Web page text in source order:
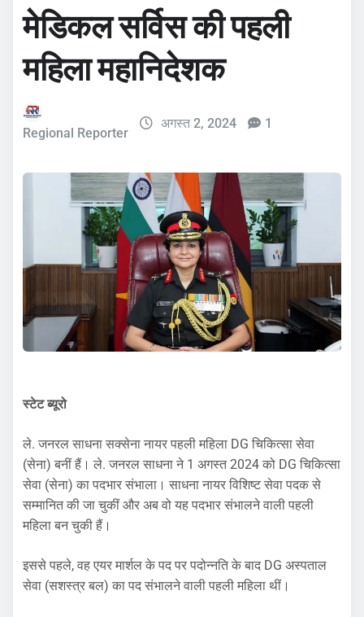
मेडिकल सर्विस की पहली
महिला महानिदेशक
Regional Reporter
अगस्त 2, 2024 1
स्टेट ब्यूरो
ले. जनरल साधना सक्सेना नायर पहली महिला DG चिकित्सा सेवा
(सेना) बनीं हैं। ले. जनरल साधना ने 1 अगस्त 2024 को DG चिकित्सा
सेवा (सेना) का पदभार संभाला। साधना नायर विशिष्ट सेवा पदक से
सम्मानित की जा चुकीं और अब वो यह पदभार संभालने वाली पहली
महिला बन चुकी हैं।
इससे पहले, वह एयर मार्शल के पद पर पदोन्नति के बाद DG अस्पताल
सेवा (सशस्त्र बल) का पद संभालने वाली पहली महिला थीं।